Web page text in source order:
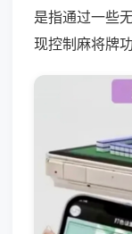
是指通过一些
现控制麻将牌